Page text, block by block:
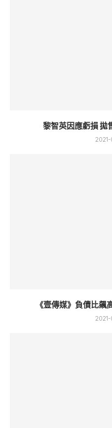
黎智英因應虧損 拋
2021-
《壹傳媒》負債比
2021-